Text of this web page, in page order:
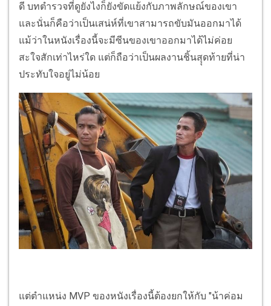
ดี บทตำรวจที่ดูยังไงก็ยังขัดแย้งกับภาพลักษณ์ของเขา
และนั่นก็คือว่าเป็นเสน่ห์ที่เขาสามารถขับมันออกมาได้
แม้ว่าในหนังเรื่องนี้จะมีซีนของเขาออกมาได้ไม่ค่อย
สะใจสักเท่าไหร่ใด แต่ก็ถือว่าเป็นผลงานชิ้นสุุดท้ายที่น่า
ประทับใจอยู่ไม่น้อย
แต่ตำแหน่ง MVP ของหนังเรื่องนี้ต้องยกให้กับ "น้าค่อม